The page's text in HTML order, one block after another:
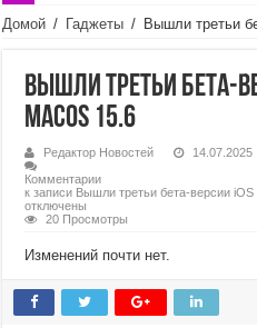
Домой / Гаджеты / Вышли третьи
Вышли третьи бета-
macOS 15.6
Редактор Новостей 14.07.2025
Комментарии
к записи Вышли третьи бета-версии
отключены
20 Просмотры
Изменений почти нет.